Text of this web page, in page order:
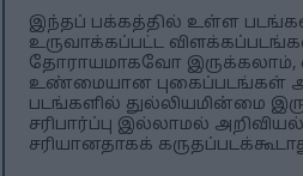
இந்தப் பக்கத்தில் உள்ள
உருவாக்கப்பட்ட
தோராயமாகவோ
உண்மையான புகைப்படங்கள்
படங்களில் துல்லியமின்மை
சரிபார்ப்பு இல்லாமல்
சரியானதாகக்